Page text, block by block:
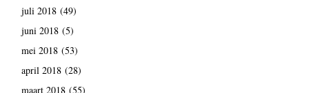
juli 2018(49)
juni 2018(5)
mei 2018(53)
april 2018(28)
maart 2018(55)